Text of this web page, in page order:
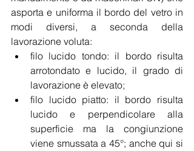
asporta e uniforma il bordo del vetro in
modi diversi, a seconda della
lavorazione voluta:
filo lucido tondo: il bordo risulta
arrotondato e lucido, il grado di
lavorazione è elevato;
filo lucido piatto: il bordo risulta
lucido e perpendicolare alla
superficie ma la congiunzione
viene smussata a 45°; anche qui si